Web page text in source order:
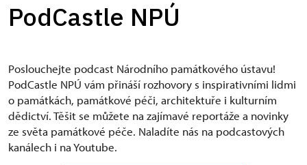
PodCastle NPÚ
Poslouchejte podcast Národního památkového ústavu!
PodCastle NPÚ vám přináší rozhovory s inspirativními lidmi
o památkách, památkové péči, architektuře i kulturním
dědictví. Těšit se můžete na zajímavé reportáže a novinky
ze světa památkové péče. Naladíte nás na podcastových
kanálech i na Youtube.